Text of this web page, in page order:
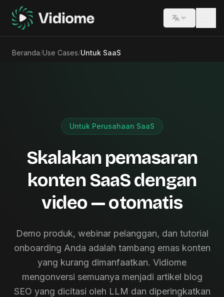
Switch
Beranda/Use Cases/Untuk SaaS
Untuk Perusahaan SaaS
Skalakan pemasaran
konten SaaS dengan
video — otomatis
Demo produk, webinar pelanggan, dan tutorial
onboarding Anda adalah tambang emas konten
yang kurang dimanfaatkan. Vidiome
mengonversi semuanya menjadi artikel blog
SEO yang dicitasi oleh LLM dan diperingkatkan